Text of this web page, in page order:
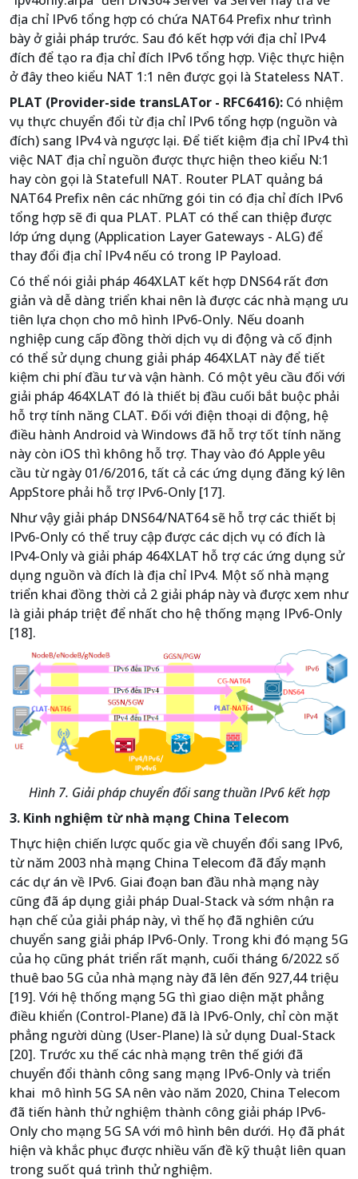
địa chỉ IPv6 tổng hợp có chứa NAT64 Prefix như trình
bày ở giải pháp trước. Sau đó kết hợp với địa chỉ IPv4
đích để tạo ra địa chỉ đích IPv6 tổng hợp. Việc thực hiện
ở đây theo kiểu NAT 1:1 nên được gọi là Stateless NAT.
PLAT (Provider-side transLATor - RFC6416): Có nhiệm
vụ thực chuyển đổi từ địa chỉ IPv6 tổng hợp (nguồn và
đích) sang IPv4 và ngược lại. Để tiết kiệm địa chỉ IPv4 thì
việc NAT địa chỉ nguồn được thực hiện theo kiểu N:1
hay còn gọi là Statefull NAT. Router PLAT quảng bá
NAT64 Prefix nên các những gói tin có địa chỉ đích IPv6
tổng hợp sẽ đi qua PLAT. PLAT có thể can thiệp được
lớp ứng dụng (Application Layer Gateways - ALG) để
thay đổi địa chỉ IPv4 nếu có trong IP Payload.
Có thể nói giải pháp 464XLAT kết hợp DNS64 rất đơn
giản và dễ dàng triển khai nên là được các nhà mạng ưu
tiên lựa chọn cho mô hình IPv6-Only. Nếu doanh
nghiệp cung cấp đồng thời dịch vụ di động và cố định
có thể sử dụng chung giải pháp 464XLAT này để tiết
kiệm chi phí đầu tư và vận hành. Có một yêu cầu đối với
giải pháp 464XLAT đó là thiết bị đầu cuối bắt buộc phải
hỗ trợ tính năng CLAT. Đối với điện thoại di động, hệ
điều hành Android và Windows đã hỗ trợ tốt tính năng
này còn iOS thì không hỗ trợ. Thay vào đó Apple yêu
cầu từ ngày 01/6/2016, tất cả các ứng dụng đăng ký lên
AppStore phải hỗ trợ IPv6-Only [17].
Như vậy giải pháp DNS64/NAT64 sẽ hỗ trợ các thiết bị
IPv6-Only có thể truy cập được các dịch vụ có đích là
IPv4-Only và giải pháp 464XLAT hỗ trợ các ứng dụng sử
dụng nguồn và đích là địa chỉ IPv4. Một số nhà mạng
triển khai đồng thời cả 2 giải pháp này và được xem như
là giải pháp triệt để nhất cho hệ thống mạng IPv6-Only
[18].
Hình 7. Giải pháp chuyển đổi sang thuần IPv6 kết hợp
3. Kinh nghiệm từ nhà mạng China Telecom
Thực hiện chiến lược quốc gia về chuyển đổi sang IPv6,
từ năm 2003 nhà mạng China Telecom đã đẩy mạnh
các dự án về IPv6. Giai đoạn ban đầu nhà mạng này
cũng đã áp dụng giải pháp Dual-Stack và sớm nhận ra
hạn chế của giải pháp này, vì thế họ đã nghiên cứu
chuyển sang giải pháp IPv6-Only. Trong khi đó mạng 5G
của họ cũng phát triển rất mạnh, cuối tháng 6/2022 số
thuê bao 5G của nhà mạng này đã lên đến 927,44 triệu
[19]. Với hệ thống mạng 5G thì giao diện mặt phẳng
điều khiển (Control-Plane) đã là IPv6-Only, chỉ còn mặt
phẳng người dùng (User-Plane) là sử dụng Dual-Stack
[20]. Trước xu thế các nhà mạng trên thế giới đã
chuyển đổi thành công sang mạng IPv6-Only và triển
khai mô hình 5G SA nên vào năm 2020, China Telecom
đã tiến hành thử nghiệm thành công giải pháp IPv6-
Only cho mạng 5G SA với mô hình bên dưới. Họ đã phát
hiện và khắc phục được nhiều vấn đề kỹ thuật liên quan
trong suốt quá trình thử nghiệm.